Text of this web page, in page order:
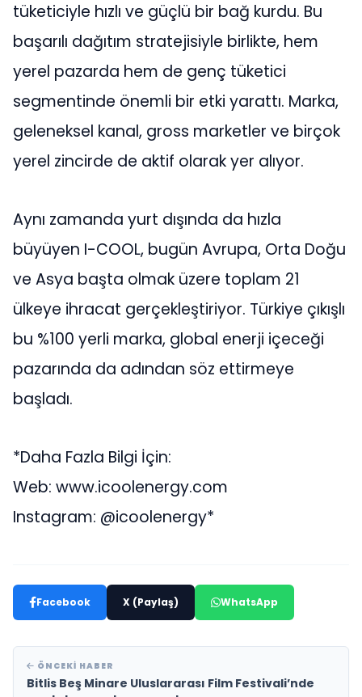
tüketiciyle hızlı ve güçlü bir bağ kurdu. Bu
başarılı dağıtım stratejisiyle birlikte, hem
yerel pazarda hem de genç tüketici
segmentinde önemli bir etki yarattı. Marka,
geleneksel kanal, gross marketler ve birçok
yerel zincirde de aktif olarak yer alıyor.
Aynı zamanda yurt dışında da hızla
büyüyen I-COOL, bugün Avrupa, Orta Doğu
ve Asya başta olmak üzere toplam 21
ülkeye ihracat gerçekleştiriyor. Türkiye çıkışlı
bu %100 yerli marka, global enerji içeceği
pazarında da adından söz ettirmeye
başladı.
*Daha Fazla Bilgi İçin:
Web: www.icoolenergy.com
Instagram: @icoolenergy*
Facebook X (Paylaş) WhatsApp
ÖNCEKI HABER
Bitlis Beş Minare Uluslararası Film Festivali’nde